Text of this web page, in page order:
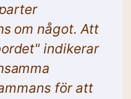
om något. Att
indikerar
för att